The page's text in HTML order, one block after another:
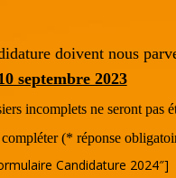
doivent nous
septembre 2023
incomplets ne seront pas
(* réponse
Candidature 2024″]